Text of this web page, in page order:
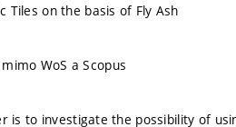
Tiles on the basis of Fly Ash
WoS a Scopus
is to investigate the possibility of